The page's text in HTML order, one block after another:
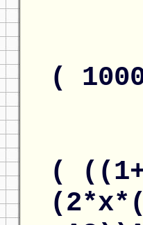
(
(